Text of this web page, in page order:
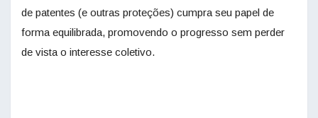
de patentes (e outras proteções) cumpra seu papel de
forma equilibrada, promovendo o progresso sem perder
de vista o interesse coletivo.